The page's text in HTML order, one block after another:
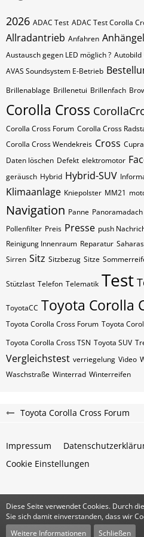
2026 ADAC Test ADAC Test Corolla
Allradantrieb Anfahren
Austausch gegen LED möglich ? Autobild
AVAS Soundsystem E-Betrieb
Brillenablage Brillenetui Brillenfach
Corolla Cross
Corolla Cross Forum Corolla Cross
Corolla Cross Wendekreis Cross
Daten löschen Defekt elektromotor
geräusch Hybrid Hybrid-SUV
Klimaanlage Kniepolster MM21
Navigation Panne Panoramadach
Pollenfilter Preis Presse push
Reinigung Innenraum Reparatur
Sirren Sitz Sitzbezug Sitze
Stützlast Telefon Telematik Test
ToyotaCC Toyota Corolla
Toyota Corolla Cross Forum Toyota
Toyota Corolla Cross TSN Toyota SUV
Vergleichstest verriegelung Video
Waschstraße Winterrad Winterreifen
Toyota Corolla Cross Forum
Impressum
Cookie Einstellungen
Community-Software:
Stil:Classicvon
Diese Seite verwendet Cookies. Durch
Sie sich damit einverstanden, dass wir
Weitere Informationen
Schließen